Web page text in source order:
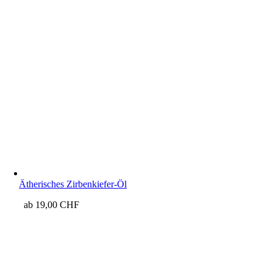
Ätherisches Zirbenkiefer-Öl
ab 19,00CHF